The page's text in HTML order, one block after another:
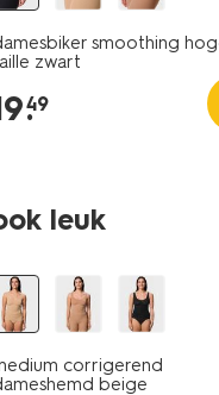
smoothing
zwart
.
49
leuk
corrigerend
beige